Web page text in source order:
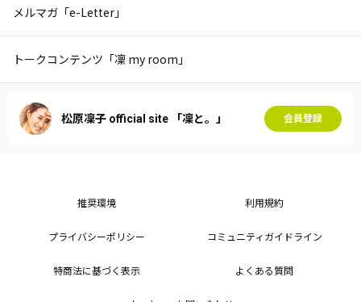
メルマガ「e-Letter」
トークコンテンツ「凜 my room」
松原凜子 official site 「凜と。」 会員登録
推奨環境 利用規約
プライバシーポリシー コミュニティガイドライン
特商法に基づく表示 よくある質問